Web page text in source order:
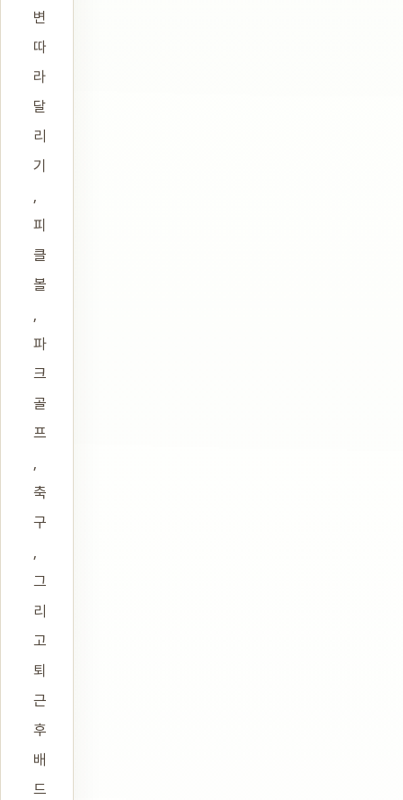
변
따
라
달
리
기
,
피
클
볼
,
파
크
골
프
,
축
구
,
그
리
고
퇴
근
후
배
드